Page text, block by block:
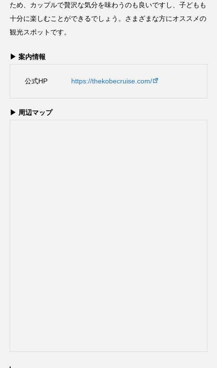
ため、カップルで贅沢な気分を味わうのも良いですし、子どもも
十分に楽しむことができるでしょう。さまざまな方にオススメの
観光スポットです。
▶ 案内情報
公式HP https://thekobecruise.com/
▶ 周辺マップ